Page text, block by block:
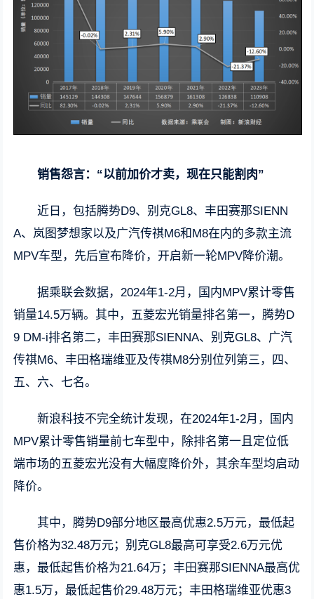
销售怨言：“以前加价才卖，现在只能割肉”
近日，包括腾势D9、别克GL8、丰田赛那SIENN
A、岚图梦想家以及广汽传祺M6和M8在内的多款主流
MPV车型，先后宣布降价，开启新一轮MPV降价潮。
据乘联会数据，2024年1-2月，国内MPV累计零售
销量14.5万辆。其中，五菱宏光销量排名第一，腾势D
9 DM-i排名第二，丰田赛那SIENNA、别克GL8、广汽
传祺M6、丰田格瑞维亚及传祺M8分别位列第三，四、
五、六、七名。
新浪科技不完全统计发现，在2024年1-2月，国内
MPV累计零售销量前七车型中，除排名第一且定位低
端市场的五菱宏光没有大幅度降价外，其余车型均启动
降价。
其中，腾势D9部分地区最高优惠2.5万元，最低起
售价格为32.48万元；别克GL8最高可享受2.6万元优
惠，最低起售价格为21.64万；丰田赛那SIENNA最高优
惠1.5万，最低起售价29.48万元；丰田格瑞维亚优惠3